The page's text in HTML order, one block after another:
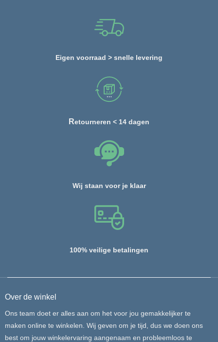
Eigen voorraad > snelle levering
Retourneren < 14 dagen
Wij staan voor je klaar
100% veilige betalingen
Over de winkel
Ons team doet er alles aan om het voor jou gemakkelijker te
maken online te winkelen. Wij geven om je tijd, dus we doen ons
best om jouw winkelervaring aangenaam en probleemloos te